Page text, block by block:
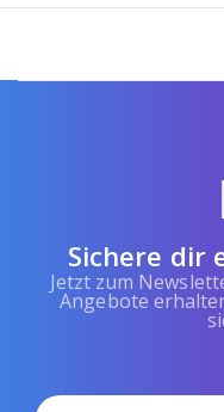
Sichere dir
Jetzt zum
Angebote